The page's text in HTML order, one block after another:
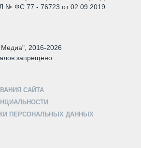
№ ФС 77 - 76723 от 02.09.2019
2016-2026
запрещено.
САЙТА
ПЕРСОНАЛЬНЫХ ДАННЫХ